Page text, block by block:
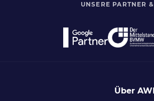
UNSERE PARTNER
Über